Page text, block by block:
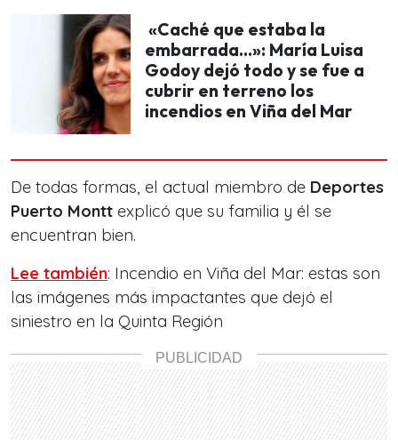
«Caché que estaba la
embarrada…»: María Luisa
Godoy dejó todo y se fue a
cubrir en terreno los
incendios en Viña del Mar
De todas formas, el actual miembro de Deportes
Puerto Montt explicó que su familia y él se
encuentran bien.
Lee también: Incendio en Viña del Mar: estas son
las imágenes más impactantes que dejó el
siniestro en la Quinta Región